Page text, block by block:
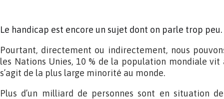
Le handicap est encore un sujet dont on parle trop peu.
Pourtant, directement ou indirectement, nous
les Nations Unies, 10 % de la population mondiale vit
s’agit de la plus large minorité au monde.
Plus d’un milliard de personnes sont en situation